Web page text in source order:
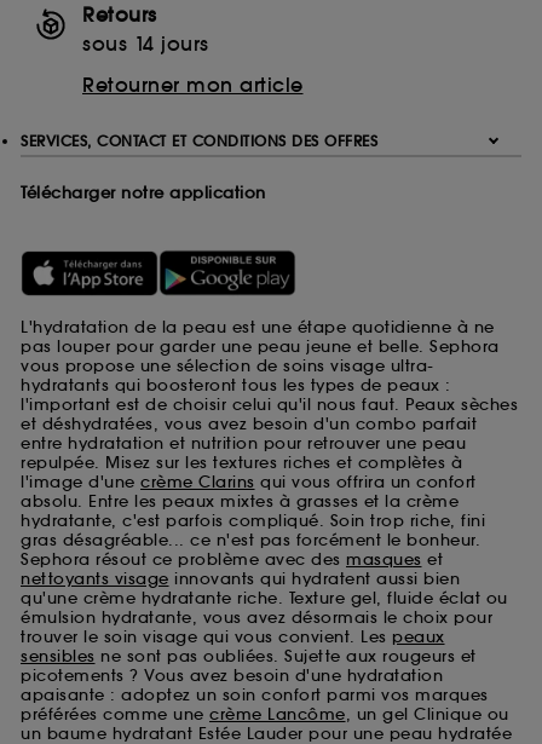
Retours
sous 14 jours
Retourner mon article
SERVICES, CONTACT ET CONDITIONS DES OFFRES
Télécharger notre application
L'hydratation de la peau est une étape quotidienne à ne
pas louper pour garder une peau jeune et belle. Sephora
vous propose une sélection de soins visage ultra-
hydratants qui boosteront tous les types de peaux :
l'important est de choisir celui qu'il nous faut. Peaux sèches
et déshydratées, vous avez besoin d'un combo parfait
entre hydratation et nutrition pour retrouver une peau
repulpée. Misez sur les textures riches et complètes à
l'image d'une crème Clarins qui vous offrira un confort
absolu. Entre les peaux mixtes à grasses et la crème
hydratante, c'est parfois compliqué. Soin trop riche, fini
gras désagréable... ce n'est pas forcément le bonheur.
Sephora résout ce problème avec des masques et
nettoyants visage innovants qui hydratent aussi bien
qu'une crème hydratante riche. Texture gel, fluide éclat ou
émulsion hydratante, vous avez désormais le choix pour
trouver le soin visage qui vous convient. Les peaux
sensibles ne sont pas oubliées. Sujette aux rougeurs et
picotements ? Vous avez besoin d'une hydratation
apaisante : adoptez un soin confort parmi vos marques
préférées comme une crème Lancôme, un gel Clinique ou
un baume hydratant Estée Lauder pour une peau hydratée